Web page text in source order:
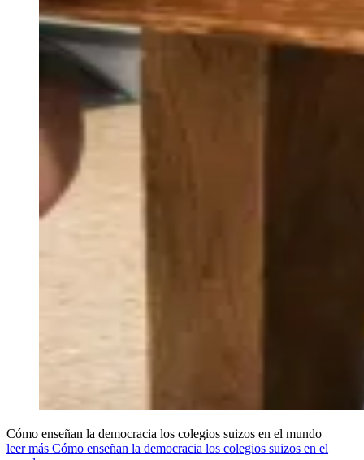
Cómo enseñan la democracia los colegios suizos en el mundo
leer más Cómo enseñan la democracia los colegios suizos en el